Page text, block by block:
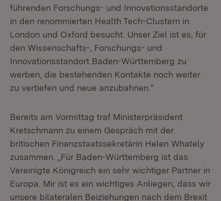
führenden Forschungs- und Innovationsstandorte
in den renommierten Health Tech-Clustern in
London und Oxford besucht. Unser Ziel ist es, für
den Wissenschafts-, Forschungs- und
Innovationsstandort Baden-Württemberg zu
werben, die bestehenden Kontakte noch weiter
zu vertiefen und neue anzubahnen.“
Bereits am Vormittag traf Ministerpräsident
Kretschmann zu einem Gespräch mit der
britischen Finanzstaatssekretärin Helen Whately
zusammen. „Für Baden-Württemberg ist das
Vereinigte Königreich ein sehr wichtiger Partner in
Europa. Mir ist es ein wichtiges Anliegen, dass wir
unsere bilateralen Beiziehungen nach dem Brexit